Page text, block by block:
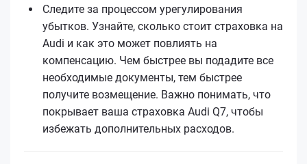
Следите за процессом урегулирования
убытков. Узнайте, сколько стоит страховка на
Audi и как это может повлиять на
компенсацию. Чем быстрее вы подадите все
необходимые документы, тем быстрее
получите возмещение. Важно понимать, что
покрывает ваша страховка Audi Q7, чтобы
избежать дополнительных расходов.